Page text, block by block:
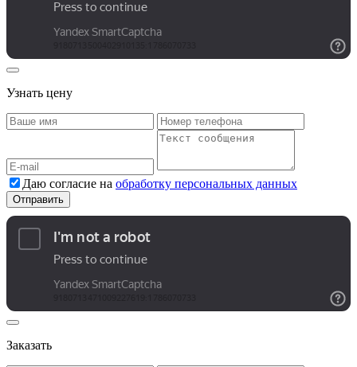
Узнать цену
Даю согласие на обработку персональных данных
Заказать